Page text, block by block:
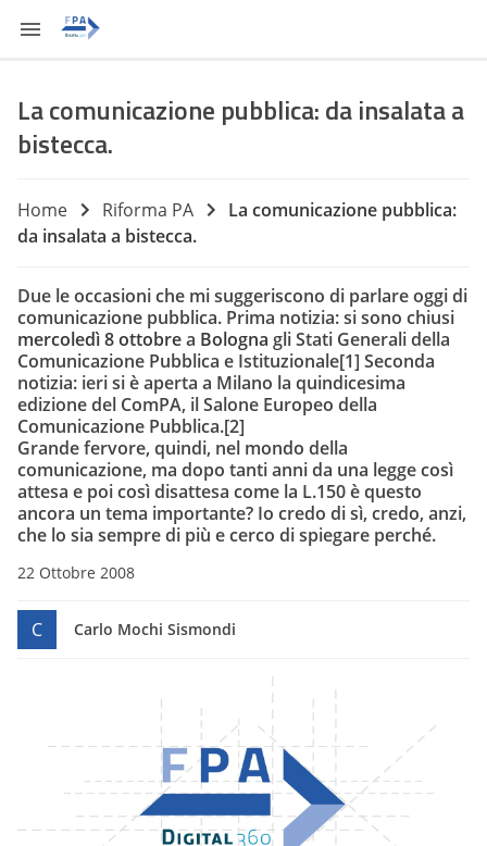
La comunicazione pubblica: da insalata a
bistecca.
Home Riforma PA
La comunicazione pubblica:
da insalata a bistecca.
Due le occasioni che mi suggeriscono di parlare oggi di
comunicazione pubblica. Prima notizia: si sono chiusi
mercoledì 8 ottobrea Bologna gliStati Generali della
Comunicazione Pubblica e Istituzionale[1] Seconda
notizia: ieri si è aperta a Milano la quindicesima
edizione del ComPA, il Salone Europeo della
Comunicazione Pubblica.[2]
Grande fervore, quindi, nel mondo della
comunicazione, ma dopo tanti anni da una legge così
attesa e poi così disattesa come la L.150 è questo
ancora un tema importante? Io credo di sì, credo, anzi,
che lo sia sempre di più e cerco di spiegare perché.
22 Ottobre 2008
C Carlo Mochi Sismondi